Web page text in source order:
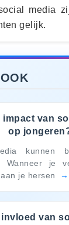
media
gelijk.
impact van
op
kunnen
Wanneer je
je hersen
invloed van